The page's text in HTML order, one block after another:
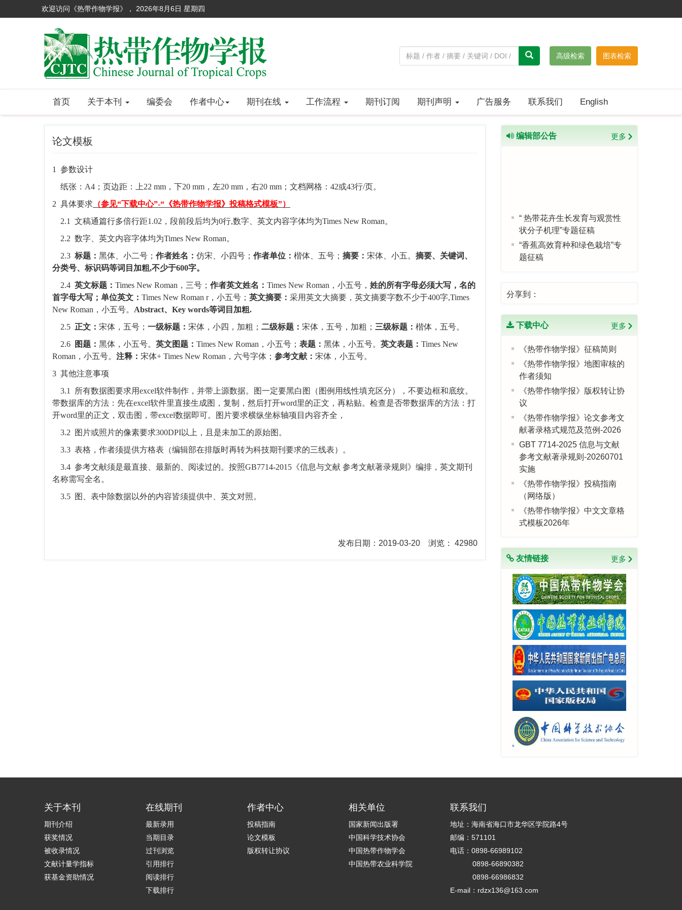
欢迎访问《热带作物学报》， 2026年8月6日 星期四
图表检索
高级检索
首页 关于本刊 编委会 作者中心 期刊在线 工作流程 期刊订阅 期刊声明 广告服务 联系我们 English
论文模板
1
参数设计
纸张： A4 ；页边距：上22 mm ，下20 mm ，左20 mm ，右20 mm ；文档网格： 42或43行/页。
2 具体要求 （参见“下载中心”-“《热带作物学报》投稿格式模板”）
2.1
文稿通篇行多倍行距1.02，段前段后均为0行,数字、英文内容字体均为Times New Roman。
2.2 数字、英文内容字体均为Times New Roman。
2.3 标题： 黑体、小二号； 作者姓名： 仿宋、小四号； 作者单位： 楷体、五号； 摘要： 宋体、小五。 摘要、关键词、
分类号、标识码等词目加粗,不少于600字。
2.4 英文标题： Times New Roman ，三号； 作者英文姓名： Times New Roman ，小五号， 姓的所有字母必须大写，名的
首字母大写；单位英文： Times New Roman r，小五号； 英文摘要： 采用英文大摘要，英文摘要字数不少于400字,Times
New Roman，小五号。 Abstract、 Key words等词目加粗.
2.5 正文： 宋体，五号； 一级标题： 宋体，小四，加粗； 二级标题： 宋体，五号，加粗； 三级标题： 楷体，五号。
2.6
图题： 黑体，小五号。 英文图题： Times New Roman ，小五号； 表题： 黑体，小五号。 英文表题： Times New
Roman ，小五号。 注释： 宋体+ Times New Roman ，六号字体； 参考文献： 宋体，小五号。
3 其他注意事项
3.1
所有数据图要求用excel软件制作，并带上源数据。图一定要黑白图（图例用线性填充区分），不要边框和底纹。
带数据库的方法：先在excel软件里直接生成图，复制，然后打开word里的正文，再粘贴。检查是否带数据库的方法：打
开word里的正文，双击图，带excel数据即可。图片要求横纵坐标轴项目内容齐全，
3.2
图片或照片的像素要求300DPI以上，且是未加工的原始图。
3.3 表格，作者须提供方格表（编辑部在排版时再转为科技期刊要求的三线表）。
3.4 参考文献须是最直接、最新的、阅读过的。按照GB7714-2015 《信息与文献 参考文献著录规则》编排，英文期刊
名称需写全名。
3.5 图、表中除数据以外的内容皆须提供中、英文对照。
发布日期：2019-03-20 浏览： 42980
编辑部公告 更多
“ 热带花卉生长发育与观赏性
状分子机理”专题征稿
“香蕉高效育种和绿色栽培”专
题征稿
“水稻植物保护”专题征稿
域高质量科技期刊分级目录T2
“菠萝高效育种、绿色栽培和采
后保鲜”专题征稿
《热带作物学报》青年编委招
募启事
分享到：
下载中心 更多
《热带作物学报》征稿简则
《热带作物学报》地图审核的
作者须知
《热带作物学报》版权转让协
议
《热带作物学报》论文参考文
献著录格式规范及范例-2026
GBT 7714-2025 信息与文献
参考文献著录规则-20260701
实施
《热带作物学报》投稿指南
（网络版）
《热带作物学报》中文文章格
式模板2026年
友情链接 更多
关于本刊
期刊介绍
获奖情况
被收录情况
文献计量学指标
获基金资助情况
在线期刊
最新录用
当期目录
过刊浏览
引用排行
阅读排行
下载排行
作者中心
投稿指南
论文模板
版权转让协议
相关单位
国家新闻出版署
中国科学技术协会
中国热带作物学会
中国热带农业科学院
联系我们
地址：海南省海口市龙华区学院路4号
邮编：571101
电话：0898-66989102
0898-66890382
0898-66986832
E-mail：rdzx136@163.com